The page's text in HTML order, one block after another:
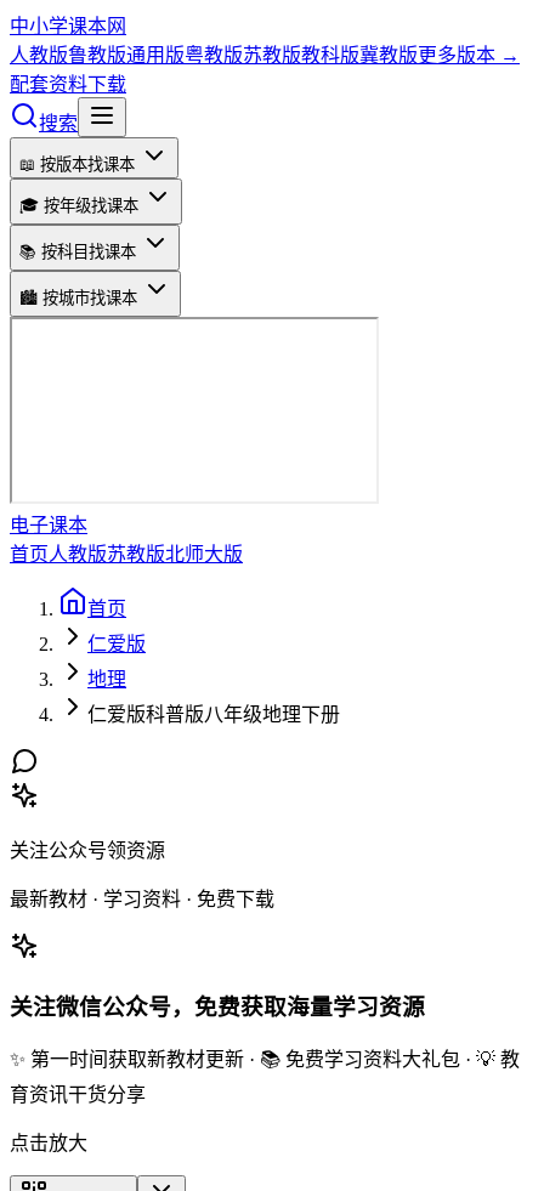
中小学课本网
人教版鲁教版通用版粤教版苏教版教科版冀教版更多版本 →
配套资料下载
搜索
📖 按版本找课本
🎓 按年级找课本
📚 按科目找课本
🏙️ 按城市找课本
电子课本
首页人教版苏教版北师大版
首页
仁爱版
地理
仁爱版科普版八年级地理下册
关注公众号领资源
最新教材 · 学习资料 · 免费下载
关注微信公众号，免费获取海量学习资源
✨ 第一时间获取新教材更新 · 📚 免费学习资料大礼包 · 💡 教
育资讯干货分享
点击放大